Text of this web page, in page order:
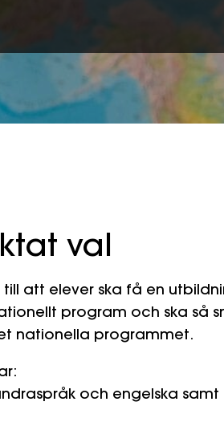
val
att elever ska få en
program och ska så
nationella programmet.
och engelska samt